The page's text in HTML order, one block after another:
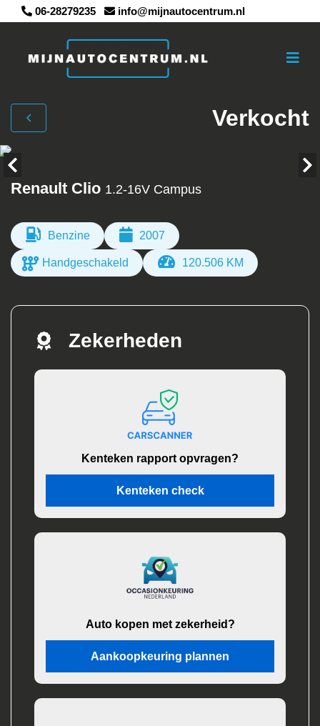
06-28279235 info@mijnautocentrum.nl
Verkocht
Renault Clio 1.2-16V Campus
Benzine 2007
Handgeschakeld 120.506 KM
Zekerheden
Kenteken rapport opvragen?
Kenteken check
Auto kopen met zekerheid?
Aankoopkeuring plannen